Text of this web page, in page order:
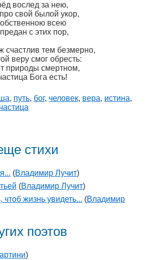
вослед за нею,
свой былой укор,
всею
с этих пор,
счастлив тем безмерно,
веру смог обресть:
природы смертном,
Бога есть!
, путь, бог, человек, вера, истина,
частица
стихи
(Владимир Лучит)
(Владимир Лучит)
жизнь увидеть... (Владимир
поэтов
)